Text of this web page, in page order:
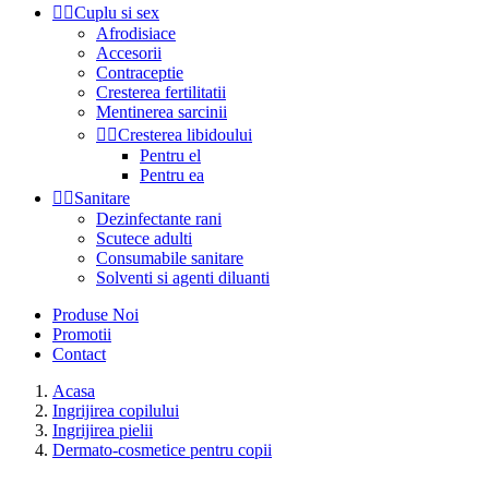
 Cuplu si sex
Afrodisiace
Accesorii
Contraceptie
Cresterea fertilitatii
Mentinerea sarcinii
 Cresterea libidoului
Pentru el
Pentru ea
 Sanitare
Dezinfectante rani
Scutece adulti
Consumabile sanitare
Solventi si agenti diluanti
Produse Noi
Promotii
Contact
Acasa
Ingrijirea copilului
Ingrijirea pielii
Dermato-cosmetice pentru copii